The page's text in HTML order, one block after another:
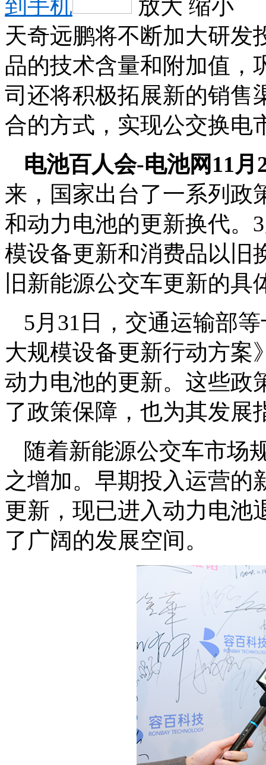
到手机 放大 缩小
天奇远鹏将不断加大研发
品的技术含量和附加值，
司还将积极拓展新的销售
合的方式，实现公交换电
电池百人会-电池网11
来，国家出台了一系列政
和动力电池的更新换代。
模设备更新和消费品以旧
旧新能源公交车更新的具
5月31日，交通运输部
大规模设备更新行动方案
动力电池的更新。这些政
了政策保障，也为其发展
随着新能源公交车市场
之增加。早期投入运营的
更新，现已进入动力电池
了广阔的发展空间。